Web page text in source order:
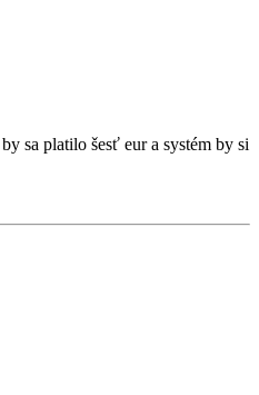
sa platilo šesť eur a systém by si